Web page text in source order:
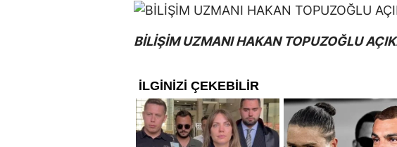
BİLİŞİM UZMANI HAKAN TOPUZOĞLU